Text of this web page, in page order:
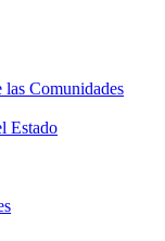
Comunidades
Estado